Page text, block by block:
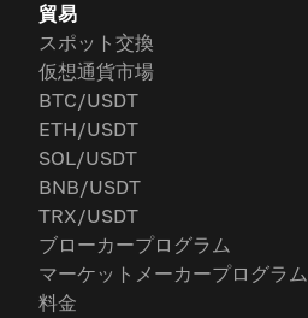
貿易
スポット交換
仮想通貨市場
BTC/USDT
ETH/USDT
SOL/USDT
BNB/USDT
TRX/USDT
ブローカープログラム
マーケットメーカープログラム
料金